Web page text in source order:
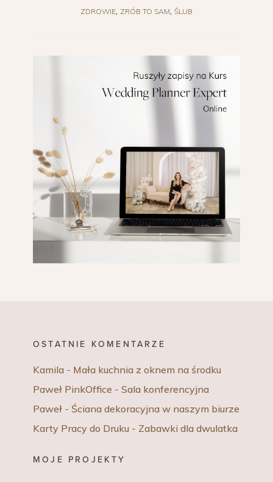
ZDROWIE ZRÓB TO SAM ŚLUB
OSTATNIE KOMENTARZE
Kamila - Mała kuchnia z oknem na środku
Paweł PinkOffice - Sala konferencyjna
Paweł - Ściana dekoracyjna w naszym biurze
Karty Pracy do Druku - Zabawki dla dwulatka
MOJE PROJEKTY